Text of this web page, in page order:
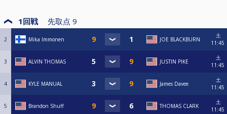
1回戦 先取点 9
2 Mika Immonen JOE BLACKBURN
土
11:45
3 ALVIN THOMAS JUSTIN PIKE
土
11:45
4 KYLE MANUAL James Davee
土
11:45
5 Brandon Shuff THOMAS CLARK
土
11:45